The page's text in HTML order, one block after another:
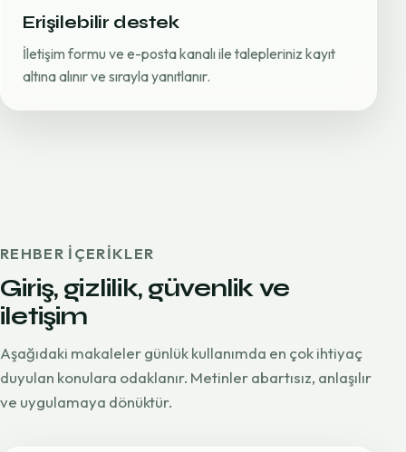
Erişilebilir destek
İletişim formu ve e-posta kanalı ile talepleriniz kayıt
altına alınır ve sırayla yanıtlanır.
REHBER IÇERIKLER
Giriş, gizlilik, güvenlik ve
iletişim
Aşağıdaki makaleler günlük kullanımda en çok ihtiyaç
duyulan konulara odaklanır. Metinler abartısız, anlaşılır
ve uygulamaya dönüktür.